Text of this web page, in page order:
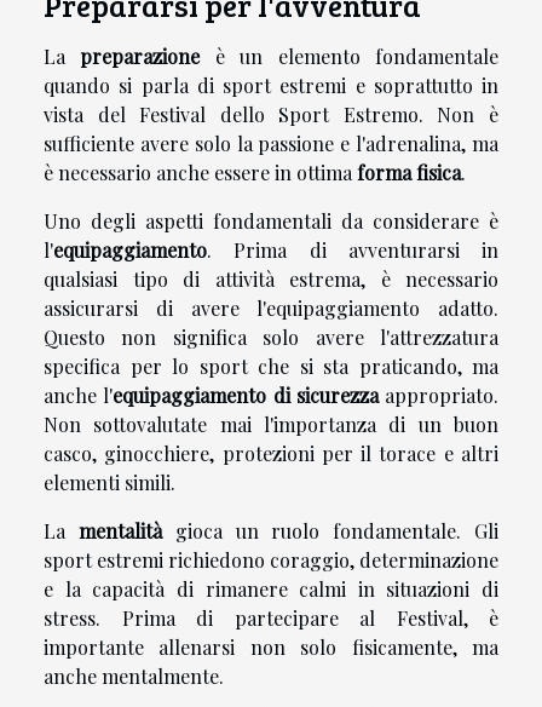
Lapreparazioneè un elemento fondamentale
quando si parla di sport estremi e soprattutto in
vista del Festival dello Sport Estremo. Non è
sufficiente avere solo la passione e l'adrenalina, ma
è necessario anche essere in ottimaforma fisica.
Uno degli aspetti fondamentali da considerare è
l'equipaggiamento. Prima di avventurarsi in
qualsiasi tipo di attività estrema, è necessario
assicurarsi di avere l'equipaggiamento adatto.
Questo non significa solo avere l'attrezzatura
specifica per lo sport che si sta praticando, ma
anche l'equipaggiamento di sicurezzaappropriato.
Non sottovalutate mai l'importanza di un buon
casco, ginocchiere, protezioni per il torace e altri
elementi simili.
La mentalitàgioca un ruolo fondamentale. Gli
sport estremi richiedono coraggio, determinazione
e la capacità di rimanere calmi in situazioni di
stress. Prima di partecipare al Festival, è
importante allenarsi non solo fisicamente, ma
anche mentalmente.